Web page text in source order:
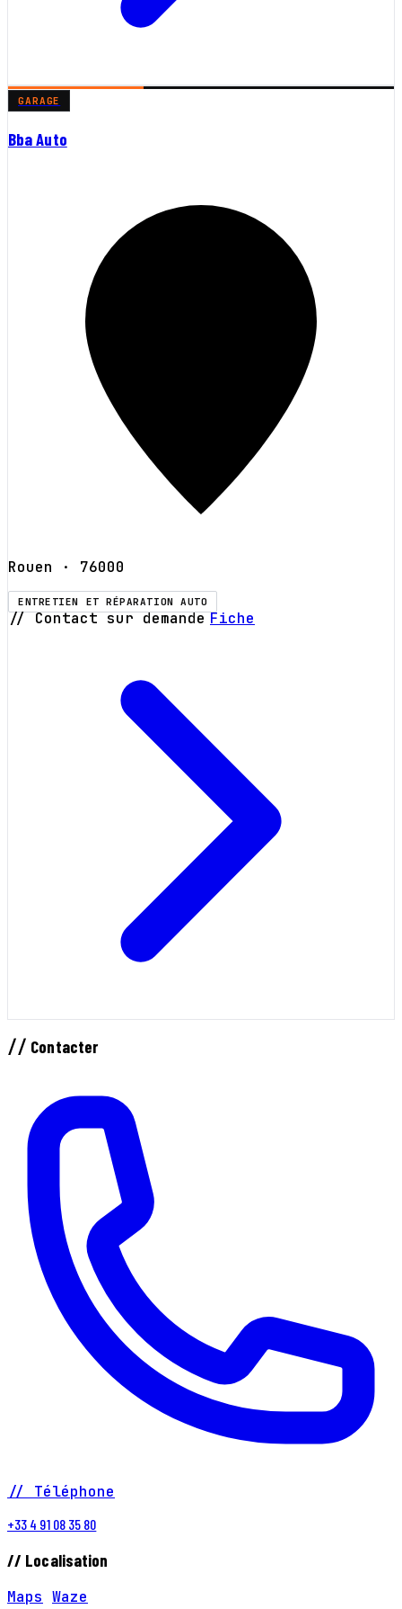
GARAGE
Bba Auto
Rouen · 76000
ENTRETIEN ET RÉPARATION AUTO
// Contact sur demande Fiche
// Contacter
// Téléphone
+33 4 91 08 35 80
// Localisation
Maps Waze